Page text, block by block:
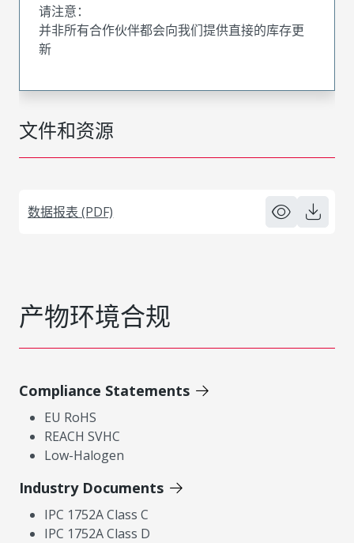
文件和资源
数据报表 (PDF)
请注意：
并非所有合作伙伴都会向我们提供直接的库存更
新
产物环境合规
Compliance Statements
EU RoHS
REACH SVHC
Low-Halogen
Industry Documents
IPC 1752A Class C
IPC 1752A Class D